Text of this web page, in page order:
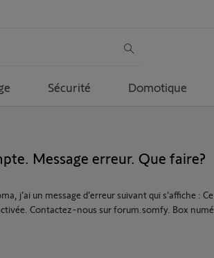
Sécurité Domotique
Message erreur. Que faire?
j’ai un message d’erreur suivant qui s’affiche :
Contactez-nous sur forum.somfy. Box